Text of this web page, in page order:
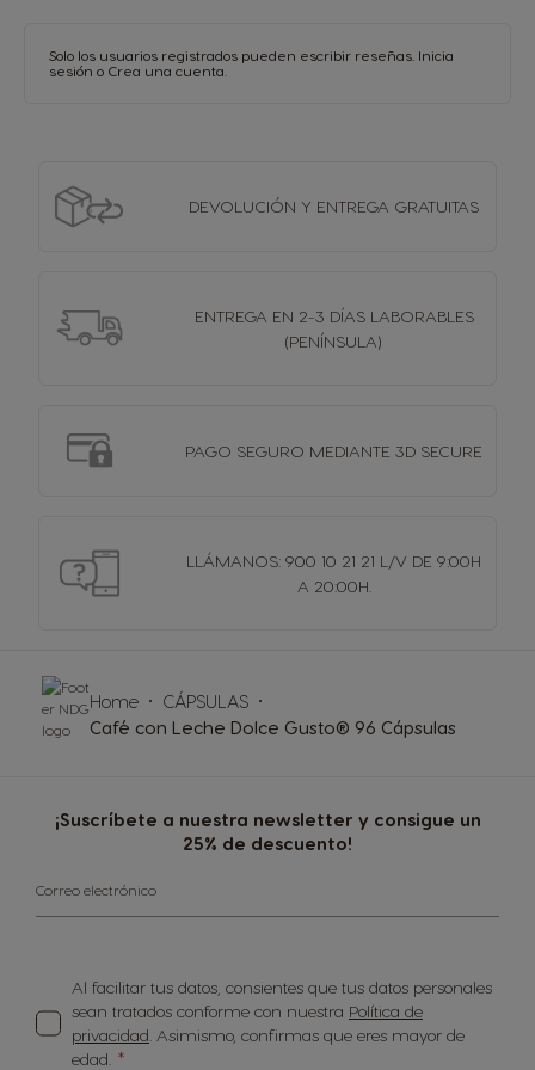
Solo los usuarios registrados pueden escribir reseñas. Inicia
sesión o Crea una cuenta
DEVOLUCIÓN Y ENTREGA GRATUITAS
ENTREGA EN 2-3 DÍAS LABORABLES
(PENÍNSULA)
PAGO SEGURO MEDIANTE 3D SECURE
LLÁMANOS: 900 10 21 21 L/V DE 9:00H
A 20:00H.
¡Suscríbete a nuestra newsletter y consigue un
25% de descuento!
Correo electrónico
Al facilitar tus datos, consientes que tus datos personales
sean tratados conforme con nuestra Política de
privacidad. Asimismo, confirmas que eres mayor de
edad.
Home
CÁPSULAS
Café con Leche Dolce Gusto® 96 Cápsulas